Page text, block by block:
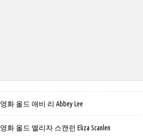
영화 올드 애비 리 Abbey Lee
영화 올드 엘리자 스캔런 Eliza Scanlen